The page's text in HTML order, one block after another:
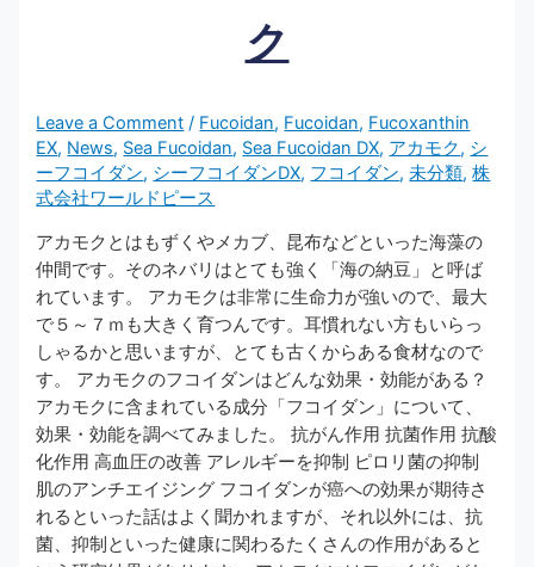
ク
Leave a Comment / Fucoidan, Fucoidan, Fucoxanthin
EX, News, Sea Fucoidan, Sea Fucoidan DX, アカモク, シ
ーフコイダン, シーフコイダンDX, フコイダン,未分類,株
式会社ワールドピース
アカモクとはもずくやメカブ、昆布などといった海藻の
仲間です。そのネバリはとても強く「海の納豆」と呼ば
れています。 アカモクは非常に生命力が強いので、最大
で５～７ｍも大きく育つんです。耳慣れない方もいらっ
しゃるかと思いますが、とても古くからある食材なので
す。 アカモクのフコイダンはどんな効果・効能がある？
アカモクに含まれている成分「フコイダン」について、
効果・効能を調べてみました。 抗がん作用 抗菌作用 抗酸
化作用 高血圧の改善 アレルギーを抑制 ピロリ菌の抑制
肌のアンチエイジング フコイダンが癌への効果が期待さ
れるといった話はよく聞かれますが、それ以外には、抗
菌、抑制といった健康に関わるたくさんの作用があると